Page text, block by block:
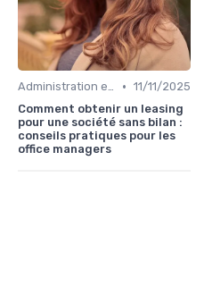
Administration et Finance • 11/11/2025
Comment obtenir un leasing
pour une société sans bilan :
conseils pratiques pour les
office managers